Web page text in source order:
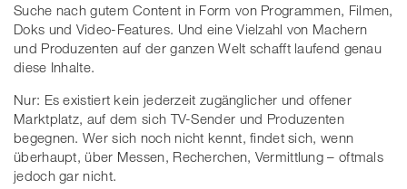
Suche nach gutem Content in Form von Programmen, Filmen,
Doks und Video-Features. Und eine Vielzahl von Machern
und Produzenten auf der ganzen Welt schafft laufend genau
diese Inhalte.
Nur: Es existiert kein jederzeit zugänglicher und offener
Marktplatz, auf dem sich TV-Sender und Produzenten
begegnen. Wer sich noch nicht kennt, findet sich, wenn
überhaupt, über Messen, Recherchen, Vermittlung – oftmals
jedoch gar nicht.